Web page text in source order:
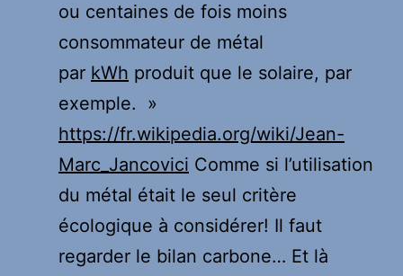
ou centaines de fois moins
consommateur de métal
par kWh produit que le solaire, par
exemple. »
https://fr.wikipedia.org/wiki/Jean-
Marc_Jancovici Comme si l’utilisation
du métal était le seul critère
écologique à considérer! Il faut
regarder le bilan carbone… Et là